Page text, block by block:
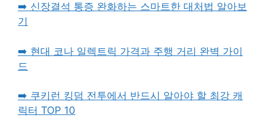
➡️ 신장결석 통증 완화하는 스마트한 대처법 알아보
기
➡️ 현대 코나 일렉트릭 가격과 주행 거리 완벽 가이
드
➡️ 쿠키런 킹덤 전투에서 반드시 알아야 할 최강 캐
릭터 TOP 10